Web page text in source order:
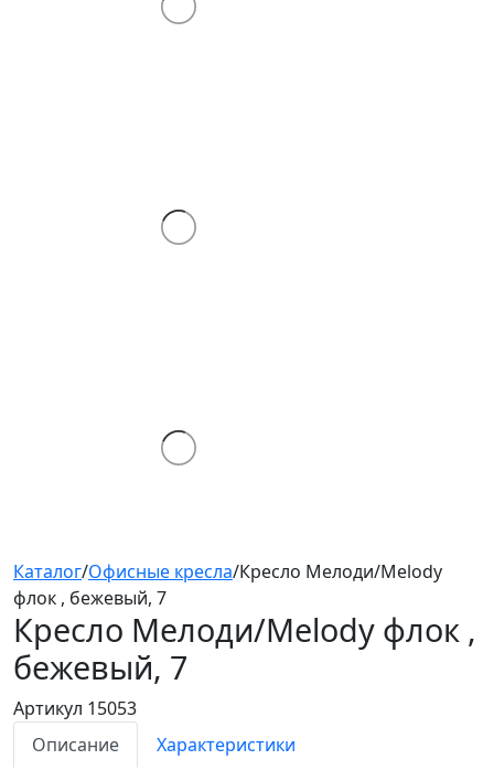
Каталог/Офисные кресла/Кресло Мелоди/Melody
флок , бежевый, 7
Кресло Мелоди/Melody флок ,
бежевый, 7
Артикул 15053
Описание
Характеристики